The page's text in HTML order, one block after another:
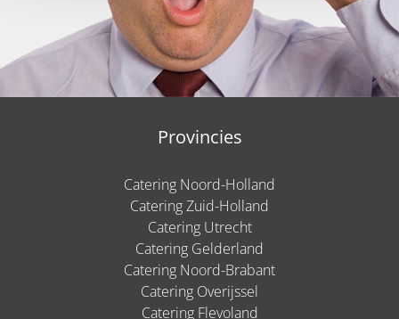
Provincies
Catering Noord-Holland
Catering Zuid-Holland
Catering Utrecht
Catering Gelderland
Catering Noord-Brabant
Catering Overijssel
Catering Flevoland